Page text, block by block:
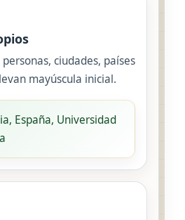
ciudades, países
mayúscula inicial.
España, Universidad